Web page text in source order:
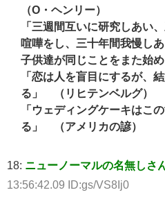
（O・ヘンリー）
「三週間互いに研究しあい
喧嘩をし、三十年間我慢し
子供達が同じことをまた始
「恋は人を盲目にするが、
る」 （リヒテンベルグ）
「ウェディングケーキはこ
る」 （アメリカの諺）
18: ニューノーマルの名無しさ
13:56:42.09 ID:gs/VS8Ij0